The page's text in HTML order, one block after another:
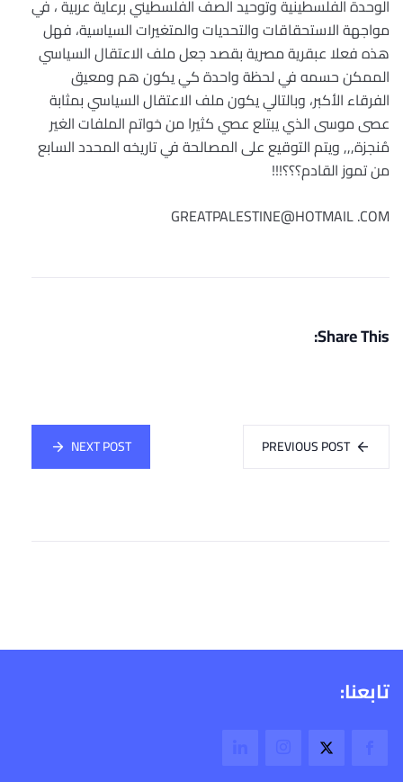
الوحدة الفلسطينية وتوحيد الصف الفلسطيني برعاية عربية ، في
مواجهة الاستحقاقات والتحديات والمتغيرات السياسية، فهل
هذه فعلا عبقرية مصرية بقصد جعل ملف الاعتقال السياسي
الممكن حسمه في لحظة واحدة كي يكون هم ومعيق
الفرقاء الأكبر، وبالتالي يكون ملف الاعتقال السياسي بمثابة
عصى موسى الذي يبتلع عصي كثيرا من خواتم الملفات الغير
مُنجزة,,, ويتم التوقيع على المصالحة في تاريخه المحدد السابع
من تموز القادم؟؟؟!!!
GREATPALESTINE@HOTMAIL .COM
Share This:
PREVIOUS POST
NEXT POST
تابعنا: